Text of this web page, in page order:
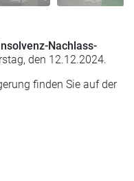
Nachlass-
den 12.12.2024.
finden Sie auf der